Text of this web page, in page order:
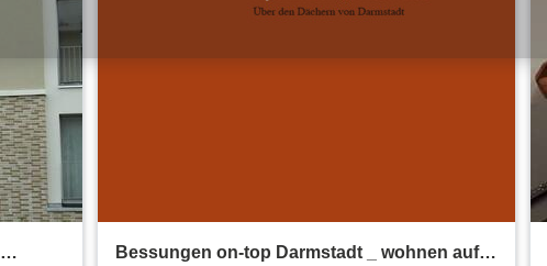
Bessungen on-top Darmstadt _ wohnen auf